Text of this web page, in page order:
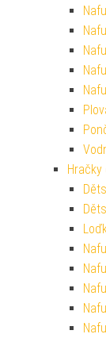
Hračky